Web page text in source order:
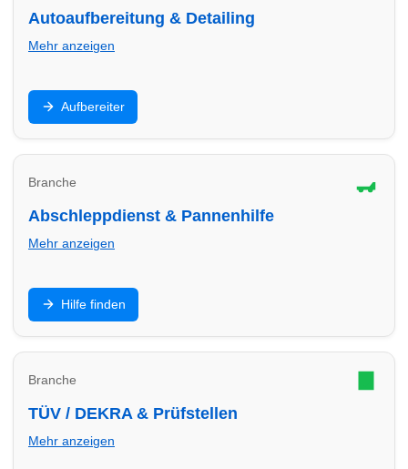
Autoaufbereitung & Detailing
Mehr anzeigen
Innenraum, Polster, Lackaufbereitung,
Keramikversiegelung: Finde Aufbereiter in Bocholt für
Werterhalt und Top-Optik.
Aufbereiter
Branche
Abschleppdienst & Pannenhilfe
Mehr anzeigen
Panne, Unfall oder Startproblem: Finde
Abschleppdienste in Bocholt – Hilfe, Transport und
sichere Abwicklung.
Hilfe finden
Branche
TÜV / DEKRA & Prüfstellen
Mehr anzeigen